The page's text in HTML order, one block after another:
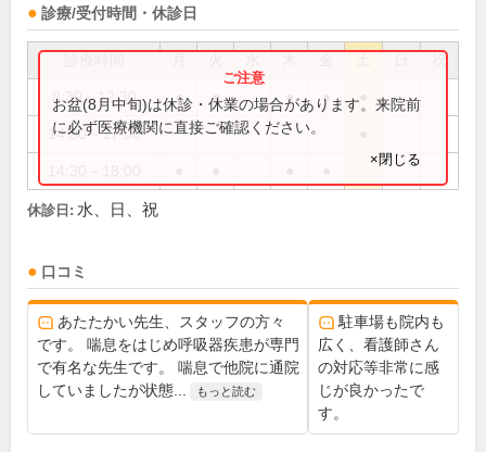
診療/受付時間・休診日
祝
8:30～12:30 ● ● ● ●
14:30～17:00
お盆(8月中旬)は休診・休業の場合があります。来院前
に必ず医療機関に直接ご確認ください。
×閉じる
休診日: 水、日、祝
口コミ
あたたかい先生、スタッフの方々
です。 喘息をはじめ呼吸器疾患が専門
で有名な先生です。 喘息で他院に通院
していましたが状態...
もっと読む
駐車場も院内も
広く、看護師さん
の対応等非常に感
じが良かったで
す。